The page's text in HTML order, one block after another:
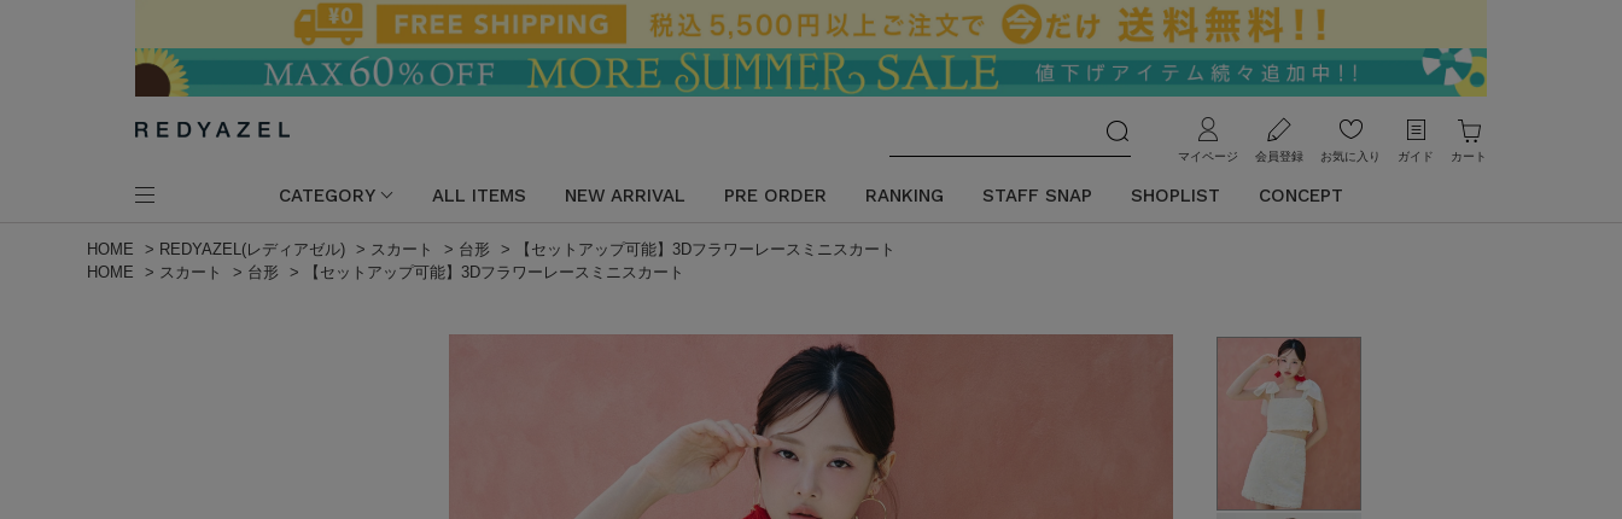
マイページ 会員登録 お気に入り ガイド カート
CATEGORY ALL ITEMS NEW ARRIVAL PRE ORDER RANKING STAFF SNAP SHOPLIST CONCEPT
HOME > REDYAZEL(レディアゼル) > スカート > 台形 >
【セットアップ可能】3Dフラワーレースミニスカート
HOME
> スカート > 台形 > 【セットアップ可能】3Dフラワーレースミニスカート